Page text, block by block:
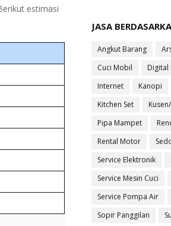
estimasi
JASA
Angkut Barang
Cuci Mobil
Digital
Internet
Kanopi
Kitchen Set
Pipa Mampet
Rental Motor
Service Elektronik
Service Mesin Cuci
Service Pompa Air
Sopir Panggilan